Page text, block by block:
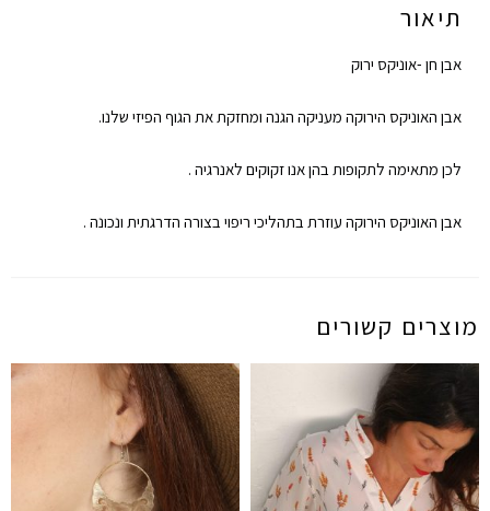
תיאור
אבן חן -אוניקס ירוק
אבן האוניקס הירוקה מעניקה הגנה ומחזקת את הגוף הפיזי שלנו.
לכן מתאימה לתקופות בהן אנו זקוקים לאנרגיה .
אבן האוניקס הירוקה עוזרת בתהליכי ריפוי בצורה הדרגתית ונכונה .
מוצרים קשורים